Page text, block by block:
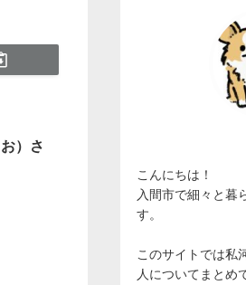
）さ
こんにちは！
入間市で細々と暮
す。
このサイトでは私
人についてまとめ